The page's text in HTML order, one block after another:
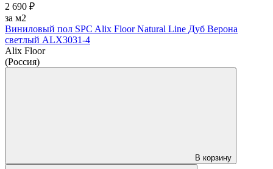
2 690 ₽
за м2
Виниловый пол SPC Alix Floor Natural Line Дуб Верона
светлый ALX3031-4
Alix Floor
(Россия)
В корзину